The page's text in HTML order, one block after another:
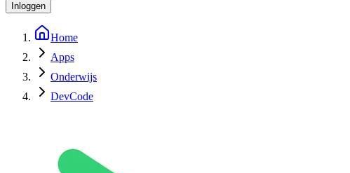
Inloggen
Home
Apps
Onderwijs
DevCode